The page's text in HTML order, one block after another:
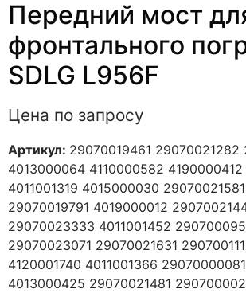
Передний мост
фронтального
SDLG L956F
Цена по запросу
Артикул: 29070019461 29070021282
4013000064 4110000582
4011001319 4015000030
29070019791 4019000012
29070023333 4011001452
29070023071 29070021631
4120001740 4011001366
4013000425 29070021481